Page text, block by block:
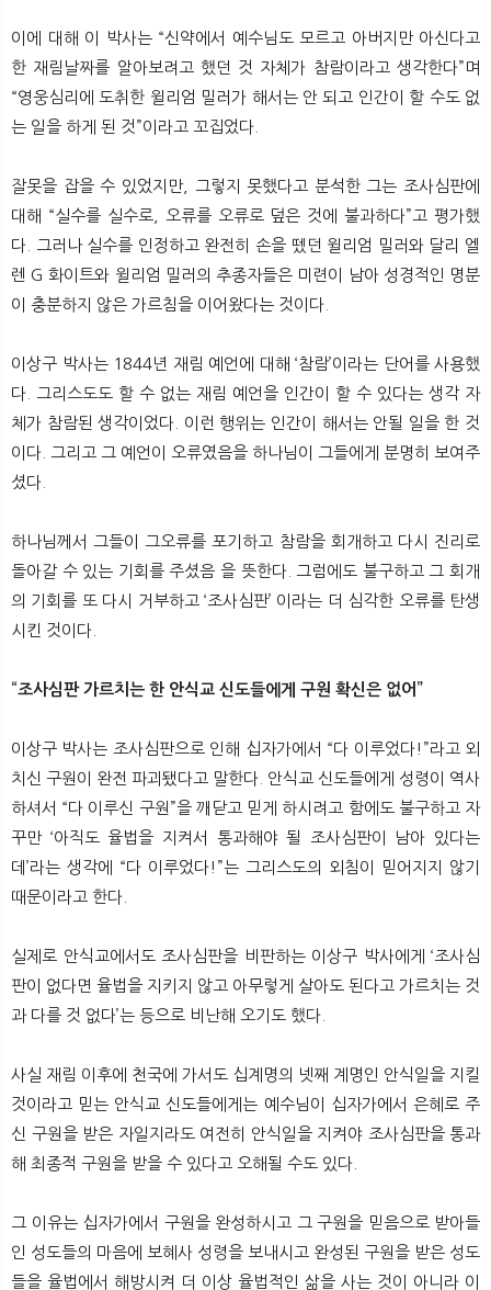
이에 대해 이 박사는 “신약에서 예수님도 모르고 아버지만 아신다고
한 재림날짜를 알아보려고 했던 것 자체가 참람이라고 생각한다”며
“영웅심리에 도취한 윌리엄 밀러가 해서는 안 되고 인간이 할 수도 없
는 일을 하게 된 것”이라고 꼬집었다.
잘못을 잡을 수 있었지만, 그렇지 못했다고 분석한 그는 조사심판에
대해 “실수를 실수로, 오류를 오류로 덮은 것에 불과하다”고 평가했
다. 그러나 실수를 인정하고 완전히 손을 뗐던 윌리엄 밀러와 달리 엘
렌 G 화이트와 윌리엄 밀러의 추종자들은 미련이 남아 성경적인 명분
이 충분하지 않은 가르침을 이어왔다는 것이다.
이상구 박사는 1844년 재림 예언에 대해 ‘참람’이라는 단어를 사용했
다. 그리스도도 할 수 없는 재림 예언을 인간이 할 수 있다는 생각 자
체가 참람된 생각이었다. 이런 행위는 인간이 해서는 안될 일을 한 것
이다. 그리고 그 예언이 오류였음을 하나님이 그들에게 분명히 보여주
셨다.
하나님께서 그들이 그오류를 포기하고 참람을 회개하고 다시 진리로
돌아갈 수 있는 기회를 주셨음 을 뜻한다. 그럼에도 불구하고 그 회개
의 기회를 또 다시 거부하고 ‘조사심판’ 이라는 더 심각한 오류를 탄생
시킨 것이다.
“조사심판 가르치는 한 안식교 신도들에게 구원 확신은 없어”
이상구 박사는 조사심판으로 인해 십자가에서 “다 이루었다!”라고 외
치신 구원이 완전 파괴됐다고 말한다. 안식교 신도들에게 성령이 역사
하셔서 “다 이루신 구원”을 깨닫고 믿게 하시려고 함에도 불구하고 자
꾸만 ‘아직도 율법을 지켜서 통과해야 될 조사심판이 남아 있다는
데’라는 생각에 “다 이루었다!”는 그리스도의 외침이 믿어지지 않기
때문이라고 한다.
실제로 안식교에서도 조사심판을 비판하는 이상구 박사에게 ‘조사심
판이 없다면 율법을 지키지 않고 아무렇게 살아도 된다고 가르치는 것
과 다를 것 없다’는 등으로 비난해 오기도 했다.
사실 재림 이후에 천국에 가서도 십계명의 넷째 계명인 안식일을 지킬
것이라고 믿는 안식교 신도들에게는 예수님이 십자가에서 은혜로 주
신 구원을 받은 자일지라도 여전히 안식일을 지켜야 조사심판을 통과
해 최종적 구원을 받을 수 있다고 오해될 수도 있다.
그 이유는 십자가에서 구원을 완성하시고 그 구원을 믿음으로 받아들
인 성도들의 마음에 보혜사 성령을 보내시고 완성된 구원을 받은 성도
들을 율법에서 해방시켜 더 이상 율법적인 삶을 사는 것이 아니라 이